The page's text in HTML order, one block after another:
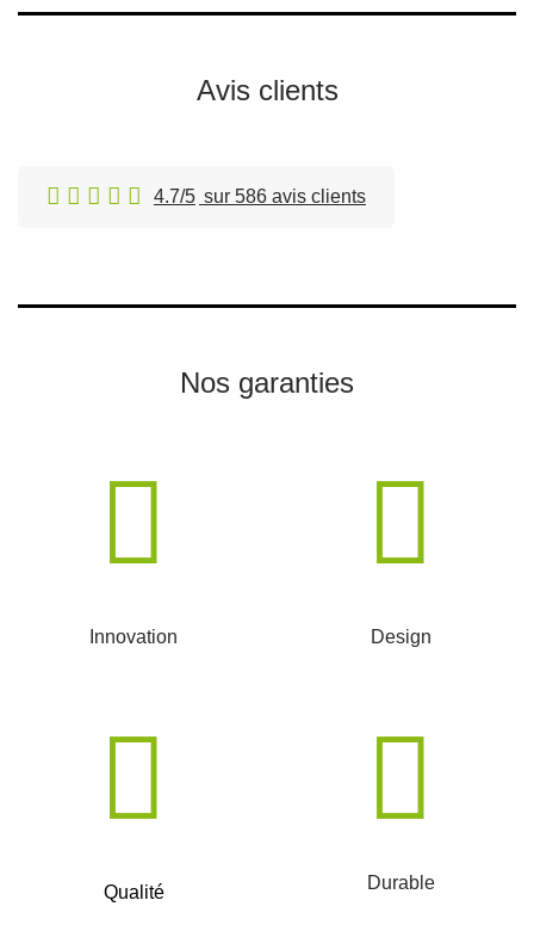
Avis clients
4.7/5 sur 586 avis clients
Nos garanties
Innovation Design
Qualité Durable